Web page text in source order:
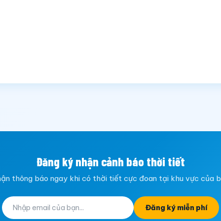
Đăng ký nhận cảnh báo thời tiết
thông báo ngay khi có thời tiết cực đoan tại khu vực của
Đăng ký miễn phí